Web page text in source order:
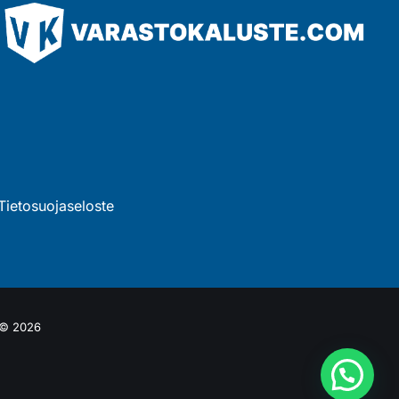
2026